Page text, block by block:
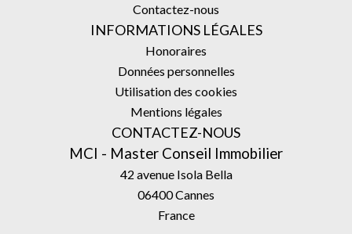
Contactez-nous
INFORMATIONS LÉGALES
Honoraires
Données personnelles
Utilisation des cookies
Mentions légales
CONTACTEZ-NOUS
MCI - Master Conseil Immobilier
42 avenue Isola Bella
06400Cannes
France